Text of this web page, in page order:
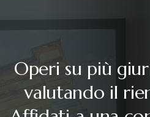
Operi su più
valutando il